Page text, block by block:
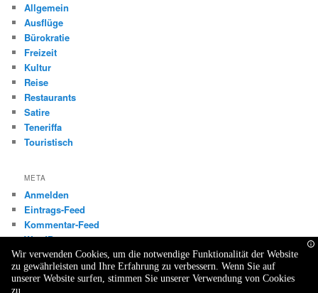
Allgemein
Ausflüge
Bürokratie
Freizeit
Kultur
Reise
Restaurants
Satire
Teneriffa
Touristisch
META
Anmelden
Eintrags-Feed
Kommentar-Feed
WordPress.org
Wir verwenden Cookies, um die notwendige Funktionalität der Website
zu gewährleisten und Ihre Erfahrung zu verbessern. Wenn Sie auf
unserer Website surfen, stimmen Sie unserer Verwendung von Cookies
zu.